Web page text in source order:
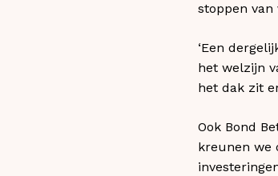
stoppen van
‘Een
het welzijn
het dak zit
Ook Bond
kreunen we